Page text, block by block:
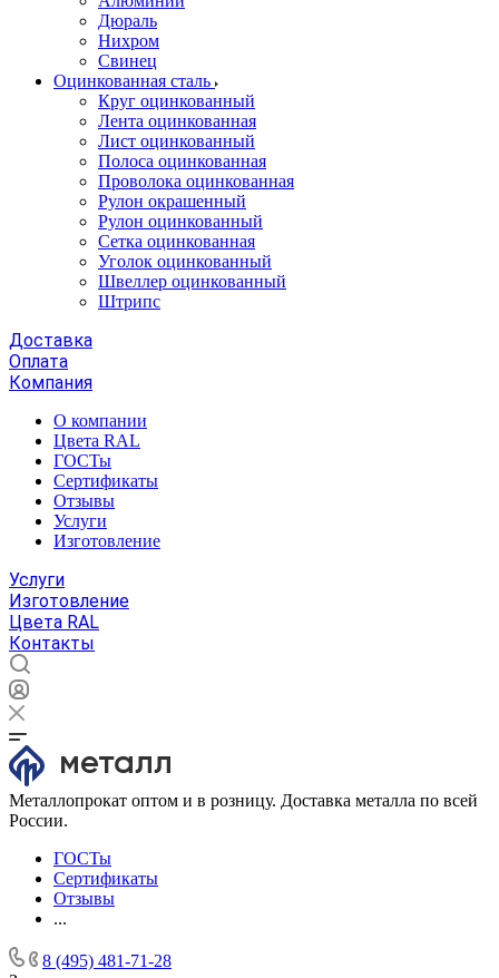
Дюраль
Нихром
Свинец
Оцинкованная сталь
Круг оцинкованный
Лента оцинкованная
Лист оцинкованный
Полоса оцинкованная
Проволока оцинкованная
Рулон окрашенный
Рулон оцинкованный
Сетка оцинкованная
Уголок оцинкованный
Швеллер оцинкованный
Штрипс
Доставка
Оплата
Компания
О компании
Цвета RAL
ГОСТы
Сертификаты
Отзывы
Услуги
Изготовление
Услуги
Изготовление
Цвета RAL
Контакты
Металлопрокат оптом и в розницу. Доставка металла по всей
России.
ГОСТы
Сертификаты
Отзывы
...
8 (495) 481-71-28